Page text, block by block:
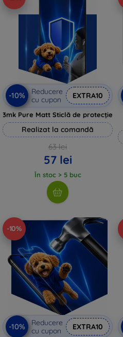
-10%
Reducere
cu cupon
EXTRA10
3mk Pure Matt Sticlă de protecție
Realizat la comandă
63 lei
57 lei
În stoc > 5 buc
-10%
-10%
Reducere
cu cupon
EXTRA10